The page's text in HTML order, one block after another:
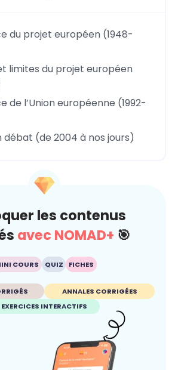
du projet européen (1948-
limites du projet européen
de l’Union européenne (1992-
débat (de 2004 à nos jours)
les contenus
avec NOMAD+ 🎯
COURS QUIZ FICHES
ANNALES CORRIGÉES
EXERCICES INTERACTIFS